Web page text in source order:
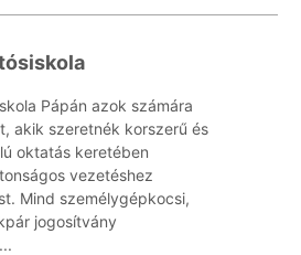
Pápán azok számára
akik szeretnék korszerű és
oktatás keretében
vezetéshez
Mind személygépkocsi,
jogosítvány